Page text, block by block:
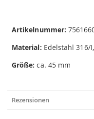
Artikelnummer:
Material: Edelstahl 316/
Größe: ca. 45 mm
Rezensionen